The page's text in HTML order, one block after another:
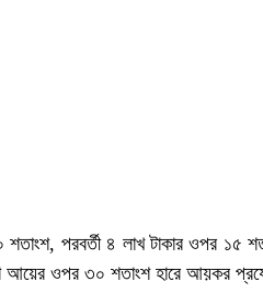
পরবর্তী ৪ লাখ টাকার ওপর ১৫
আয়ের ওপর ৩০ শতাংশ হারে আয়কর